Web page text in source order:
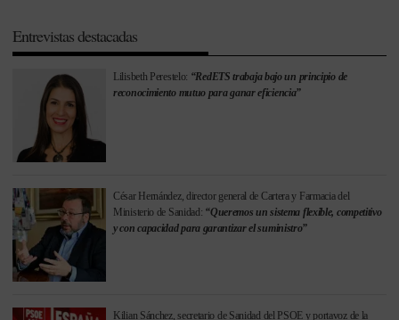
Entrevistas destacadas
Lilisbeth Perestelo: “RedETS trabaja bajo un principio de
reconocimiento mutuo para ganar eficiencia”
César Hernández, director general de Cartera y Farmacia del
Ministerio de Sanidad: “Queremos un sistema flexible, competitivo
y con capacidad para garantizar el suministro”
Kilian Sánchez, secretario de Sanidad del PSOE y portavoz de la